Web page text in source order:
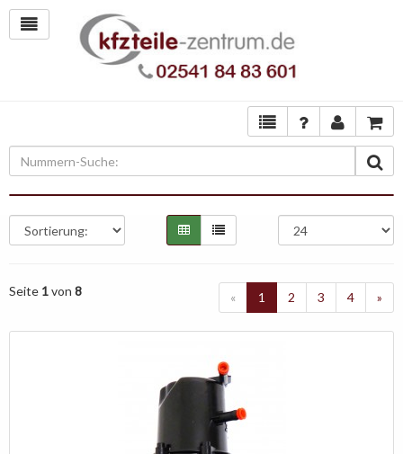
Seite 1von 8 « 1 2 3 4 »